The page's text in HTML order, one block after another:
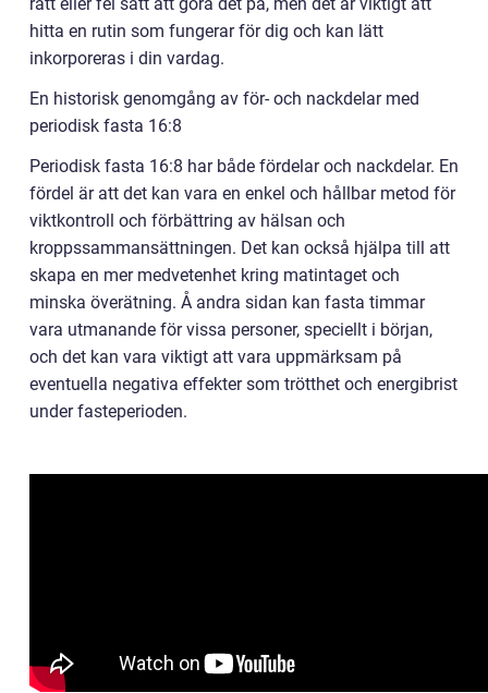
rätt eller fel sätt att göra det på, men det är viktigt att
hitta en rutin som fungerar för dig och kan lätt
inkorporeras i din vardag.
En historisk genomgång av för- och nackdelar med
periodisk fasta 16:8
Periodisk fasta 16:8 har både fördelar och nackdelar. En
fördel är att det kan vara en enkel och hållbar metod för
viktkontroll och förbättring av hälsan och
kroppssammansättningen. Det kan också hjälpa till att
skapa en mer medvetenhet kring matintaget och
minska överätning. Å andra sidan kan fasta timmar
vara utmanande för vissa personer, speciellt i början,
och det kan vara viktigt att vara uppmärksam på
eventuella negativa effekter som trötthet och energibrist
under fasteperioden.